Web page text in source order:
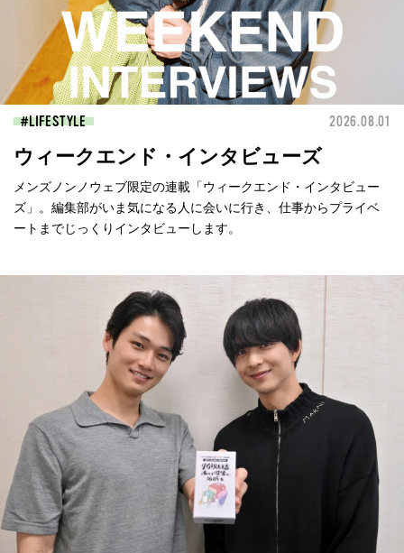
LIFESTYLE 2026.08.01
ウィークエンド・インタビューズ
メンズノンノウェブ限定の連載「ウィークエンド・インタビュー
ズ」。編集部がいま気になる人に会いに行き、仕事からプライベ
ートまでじっくりインタビューします。